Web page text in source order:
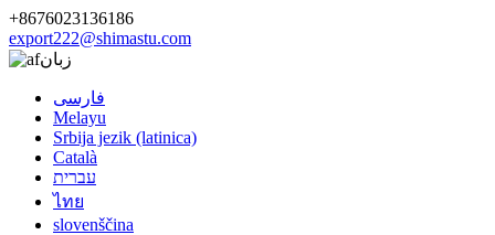
+8676023136186
export222@shimastu.com
زبان
فارسی
Melayu
Srbija jezik (latinica)
Català
עברית
ไทย
slovenščina